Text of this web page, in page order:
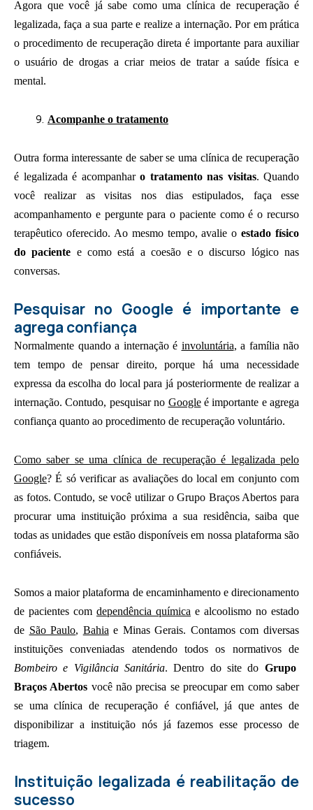
Agora que você já sabe como uma clínica de recuperação é
legalizada, faça a sua parte e realize a internação. Por em prática
o procedimento de recuperação direta é importante para auxiliar
o usuário de drogas a criar meios de tratar a saúde física e
mental.
Acompanhe o tratamento
Outra forma interessante de saber se uma clínica de recuperação
é legalizada é acompanhar o tratamento nas visitas. Quando
você realizar as visitas nos dias estipulados, faça esse
acompanhamento e pergunte para o paciente como é o recurso
terapêutico oferecido. Ao mesmo tempo, avalie oestado físico
do paciente e como está a coesão e o discurso lógico nas
conversas.
Pesquisar no Google é importante e
agrega confiança
Normalmente quando a internação é involuntária, a família não
tem tempo de pensar direito, porque há uma necessidade
expressa da escolha do local para já posteriormente de realizar a
internação. Contudo, pesquisar no Googleé importante e agrega
confiança quanto ao procedimento de recuperação voluntário.
Como saber se uma clínica de recuperação é legalizada pelo
Google? É só verificar as avaliações do local em conjunto com
as fotos. Contudo, se você utilizar o Grupo Braços Abertos para
procurar uma instituição próxima a sua residência, saiba que
todas as unidades que estão disponíveis em nossa plataforma são
confiáveis.
Somos a maior plataforma de encaminhamento e direcionamento
de pacientes com dependência química e alcoolismo no estado
de São Paulo, Bahia e Minas Gerais. Contamos com diversas
instituições conveniadas atendendo todos os normativos de
Bombeiro e Vigilância Sanitária. Dentro do site do Grupo
Braços Abertos você não precisa se preocupar em como saber
se uma clínica de recuperação é confiável, já que antes de
disponibilizar a instituição nós já fazemos esse processo de
triagem.
Instituição legalizada é reabilitação de
sucesso